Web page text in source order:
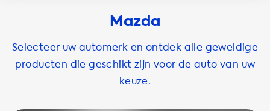
Mazda
Selecteer uw automerk en ontdek alle geweldige
producten die geschikt zijn voor de auto van uw
keuze.